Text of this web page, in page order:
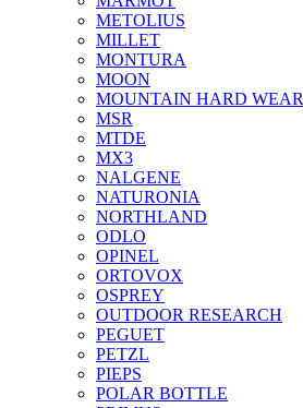
METOLIUS
MILLET
MONTURA
MOON
MOUNTAIN HARD WEAR
MSR
MTDE
MX3
NALGENE
NATURONIA
NORTHLAND
ODLO
OPINEL
ORTOVOX
OSPREY
OUTDOOR RESEARCH
PEGUET
PETZL
PIEPS
POLAR BOTTLE